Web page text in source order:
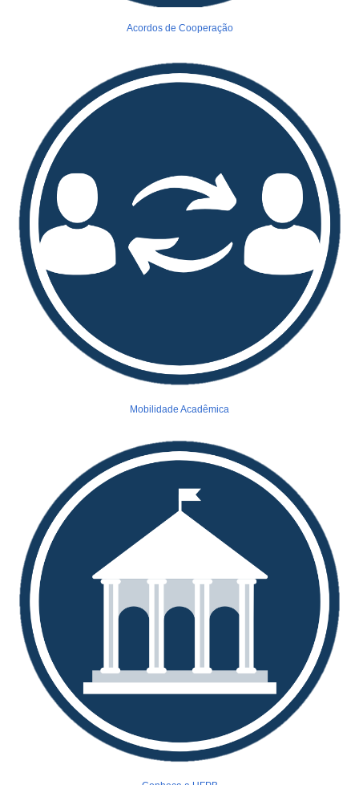
Acordos de Cooperação
Mobilidade Acadêmica